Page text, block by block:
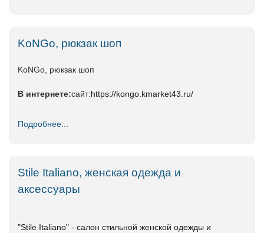
KoNGo, рюкзак шоп
KoNGo, рюкзак шоп
В интернете:сайт:https://kongo.kmarket43.ru/
Подробнее...
Stile Italiano, женская одежда и
аксессуары
"Stile Italiano" - салон стильной женской одежды и